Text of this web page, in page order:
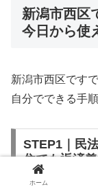
新潟市西区
今日から使
新潟市西区です
自分でできる手
STEP1｜民
住でも返済
ホーム